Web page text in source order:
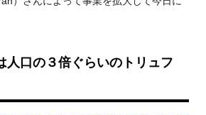
人口の３倍ぐらいのトリュフ